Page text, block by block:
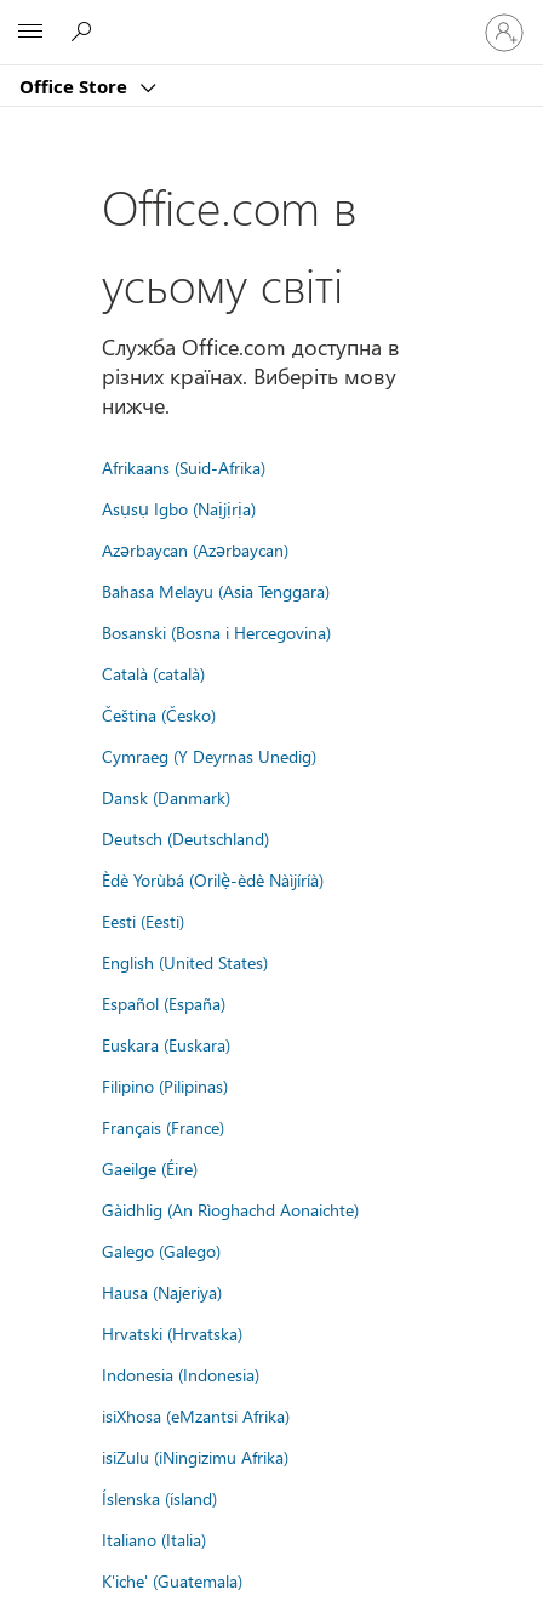
Office Store
свій
запис
Office.com в
усьому світі
Служба Office.com доступна в
різних країнах. Виберіть мову
нижче.
Afrikaans (Suid-Afrika)
Asụsụ Igbo (Naịjịrịa)
Azərbaycan (Azərbaycan)
Bahasa Melayu (Asia Tenggara)
Bosanski (Bosna i Hercegovina)
Català (català)
Čeština (Česko)
Cymraeg (Y Deyrnas Unedig)
Dansk (Danmark)
Deutsch (Deutschland)
Èdè Yorùbá (Orilẹ̀-èdè Nàìjíríà)
Eesti (Eesti)
English (United States)
Español (España)
Euskara (Euskara)
Filipino (Pilipinas)
Français (France)
Gaeilge (Éire)
Gàidhlig (An Rìoghachd Aonaichte)
Galego (Galego)
Hausa (Najeriya)
Hrvatski (Hrvatska)
Indonesia (Indonesia)
isiXhosa (eMzantsi Afrika)
isiZulu (iNingizimu Afrika)
Íslenska (ísland)
Italiano (Italia)
K'iche' (Guatemala)